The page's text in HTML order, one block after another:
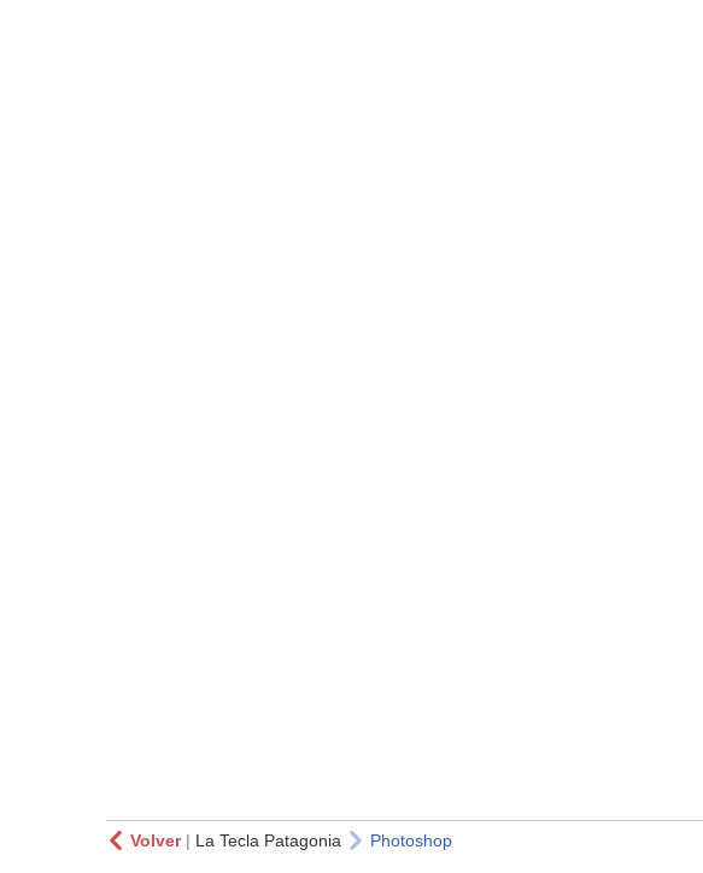
Volver| La Tecla Patagonia Photoshop